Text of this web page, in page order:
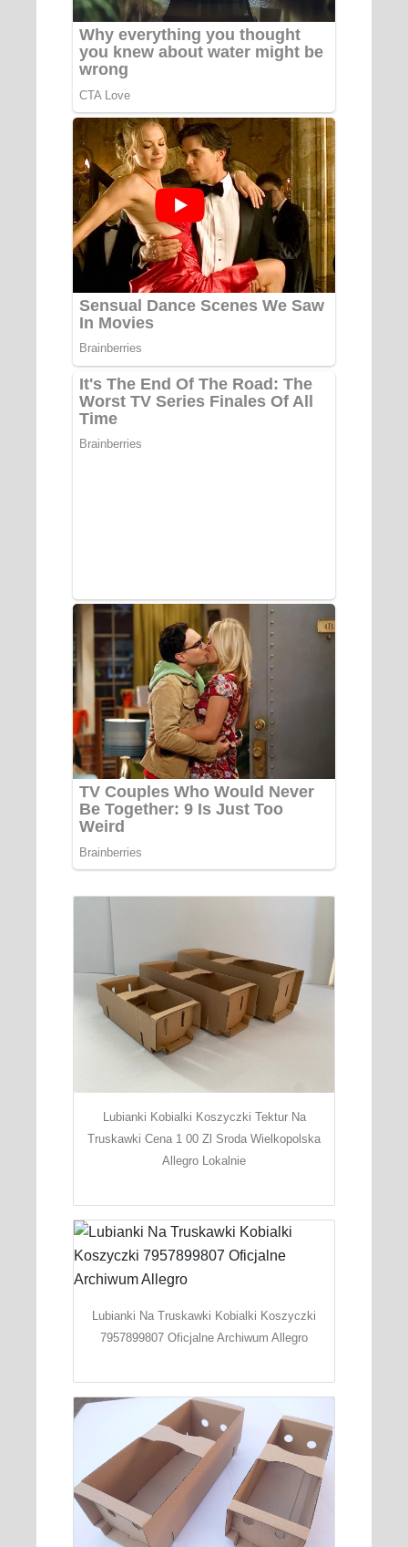
Lubianki Kobialki Koszyczki Tektur Na
Truskawki Cena 1 00 Zl Sroda Wielkopolska
Allegro Lokalnie
Lubianki Na Truskawki Kobialki Koszyczki
7957899807 Oficjalne Archiwum Allegro